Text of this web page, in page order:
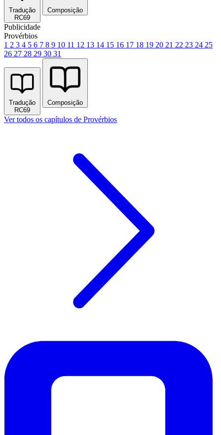
Tradução
RC69
Composição
Publicidade
Provérbios
1 2 3 4 5 6 7 8 9 10 11 12 13 14 15 16 17 18 19 20 21 22 23 24 25
26 27 28 29 30 31
Tradução
RC69
Composição
Ver todos os capítulos de Provérbios